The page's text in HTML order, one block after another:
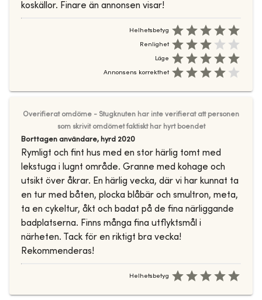
koskällor. Finare än annonsen visar!
Helhetsbetyg
Renlighet
Läge
Annonsens korrekthet
Overifierat omdöme - Stugknuten har inte verifierat att personen
som skrivit omdömet faktiskt har hyrt boendet
Borttagen användare, hyrd 2020
Rymligt och fint hus med en stor härlig tomt med
lekstuga i lugnt område. Granne med kohage och
utsikt över åkrar. En härlig vecka, där vi har kunnat ta
en tur med båten, plocka blåbär och smultron, meta,
ta en cykeltur, åkt och badat på de fina närliggande
badplatserna. Finns många fina utflyktsmål i
närheten. Tack för en riktigt bra vecka!
Rekommenderas!
Helhetsbetyg